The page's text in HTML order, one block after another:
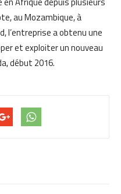
au Mozambique, à
l’entreprise a obtenu une
et exploiter un nouveau
début 2016.